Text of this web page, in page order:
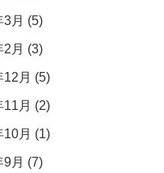
3月 (5)
2月 (3)
12月 (5)
11月 (2)
10月 (1)
9月 (7)